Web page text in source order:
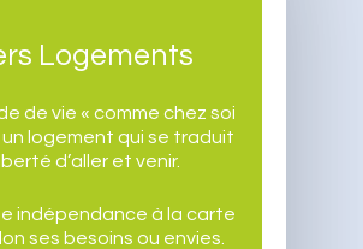
Logements
de vie « comme chez soi
un logement qui se traduit
d’aller et venir.
indépendance à la carte
ses besoins ou envies.